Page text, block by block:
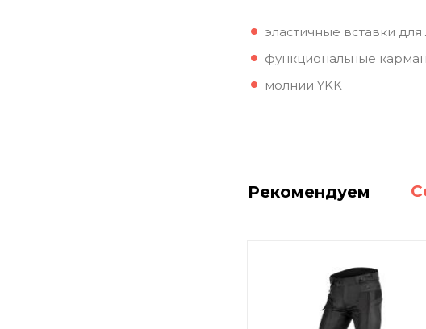
эластичные вставки
функциональные
молнии YKK
Рекомендуем